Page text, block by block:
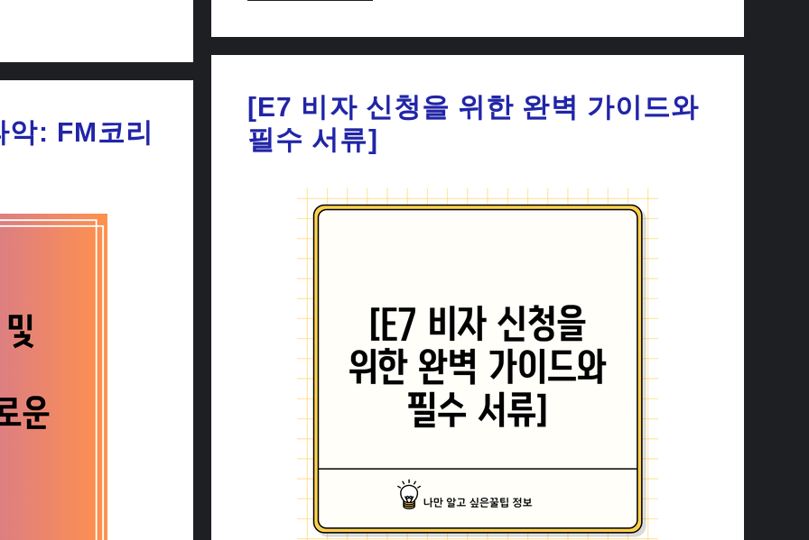
[E7 비자 신청을 위한 완벽 가이드와
필수 서류]
: FM코리